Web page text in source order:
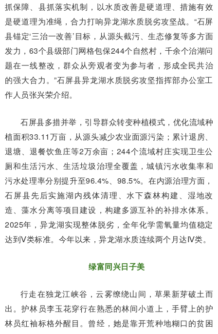
抓保障、县抓落实机制，以水质改善是硬道理、措施有效
是硬道理为准绳，合力打响异龙湖水质脱劣攻坚战。“石屏
县锚定‘三治一改善’目标，从源头截污、生态修复等多方面
发力，63个县级部门网格包保244个自然村，千余个治湖问
题在一线整改，群众从旁观者变为参与者，形成全民共治
的强大合力。”石屏县异龙湖水质脱劣攻坚指挥部办公室工
作人员张兴荣介绍。
石屏县多措并举，引导群众转变种植模式，优化流域种
植面积33.11万亩，从源头减少农业面源污染；累计退房、
退塘、退餐饮鱼庄等2万余亩；244个流域村庄实现卫生公
厕和生活污水、生活垃圾治理全覆盖，城镇污水收集率和
污水处理率分别提升至96.4%、98.5%。在内源治理方面，
石屏县先后实施湖内残体清理、水下森林构建、湿地改
造、藻水分离等项目建设，构建多源互补的补排水体系。
2025年，异龙湖实现整体脱劣，全年化学需氧量均值稳定
达到Ⅴ类标准。今年以来，异龙湖水质连续两个月达Ⅳ类。
绿富同兴日子美
行走在独龙江峡谷，云雾缭绕山间，草果新芽破土而
出。护林员李玉花穿行在熟悉的林间小道上，手臂上的护
林员红袖标格外醒目。曾经，她是靠开荒种地糊口的贫困